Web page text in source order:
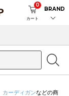
カート
0
BRAND
カーディガンなどの商